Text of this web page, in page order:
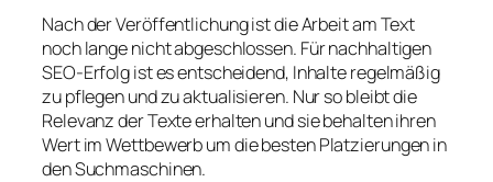
Nach der Veröffentlichung ist die Arbeit am Text
noch lange nicht abgeschlossen. Für nachhaltigen
SEO-Erfolg ist es entscheidend, Inhalte regelmäßig
zu pflegen und zu aktualisieren. Nur so bleibt die
Relevanz der Texte erhalten und sie behalten ihren
Wert im Wettbewerb um die besten Platzierungen in
den Suchmaschinen.